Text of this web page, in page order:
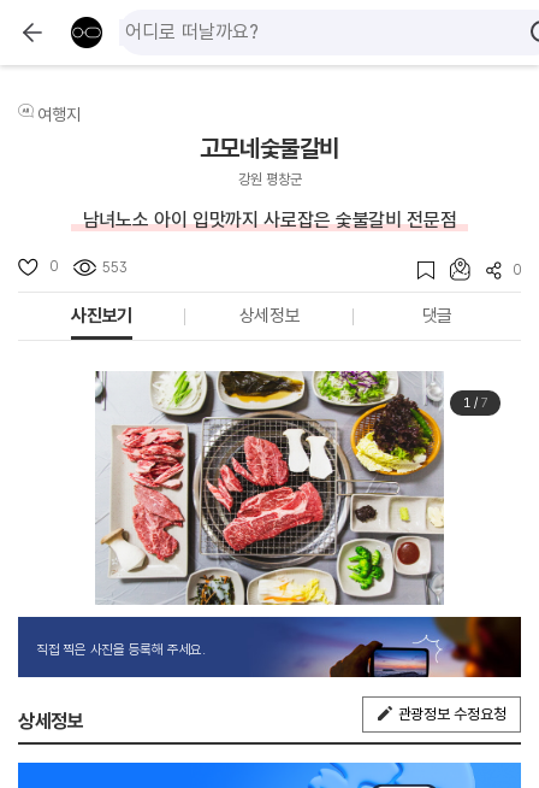
여행지
고모네숯불갈비
강원 평창군
남녀노소 아이 입맛까지 사로잡은 숯불갈비 전문점
0 553 0
사진보기 상세정보 댓글
1/ 7
직접 찍은 사진을 등록해 주세요.
상세정보 관광정보 수정요청